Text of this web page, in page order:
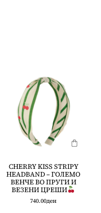
CHERRY KISS STRIPY
HEADBAND – ГОЛЕМО
ВЕНЧЕ ВО ПРУГИ И
ВЕЗЕНИ ЦРЕШИ
740.00ден